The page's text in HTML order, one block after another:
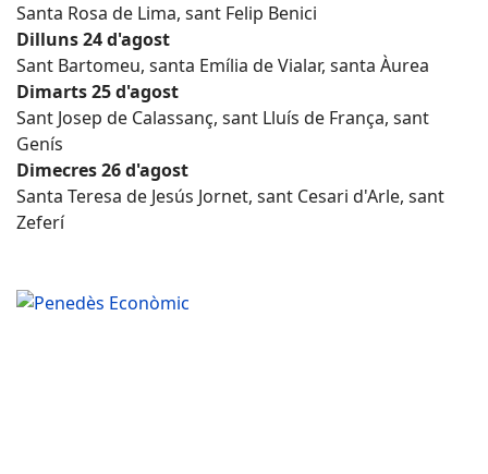
Santa Rosa de Lima, sant Felip Benici
Dilluns 24 d'agost
Sant Bartomeu, santa Emília de Vialar, santa Àurea
Dimarts 25 d'agost
Sant Josep de Calassanç, sant Lluís de França, sant
Genís
Dimecres 26 d'agost
Santa Teresa de Jesús Jornet, sant Cesari d'Arle, sant
Zeferí